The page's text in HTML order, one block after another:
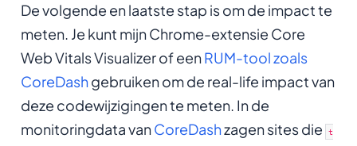
De volgende en laatste stap is om de impact te
meten. Je kunt mijn Chrome-extensie Core
Web Vitals Visualizer of eenRUM-tool zoals
CoreDashgebruiken om de real-life impact van
deze codewijzigingen te meten. In de
monitoringdata vanCoreDashzagen sites die t